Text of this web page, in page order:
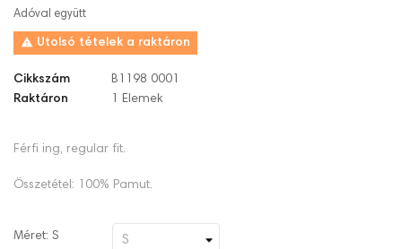
Adóval együtt
 Utolsó tételek a raktáron
Cikkszám
B1198 0001
Raktáron
1 Elemek
Férfi ing, regular fit.
Összetétel: 100% Pamut.
Méret: S